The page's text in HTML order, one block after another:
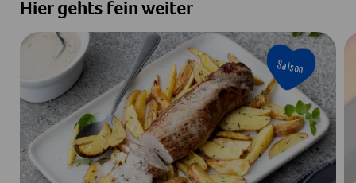
Hier gehts fein weiter
Saison